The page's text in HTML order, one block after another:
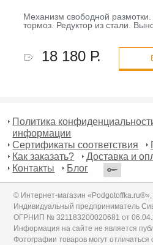
Механизм свободной размотки.
тормоз. Редуктор из стали.
18 180 Р.
Политика
информации
Сертификаты соответствия
Как заказать?
Доставка и
Контакты
Блог
© Интернет-магазин
Индивидуальный предприниматель
ОГРНИП № 321183200020681 от
Информация на сайте не является
Фотографии товаров могут отличаться